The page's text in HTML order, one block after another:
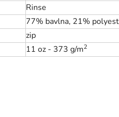
Rinse
77% bavlna, 21%
zip
11 oz - 373 g/m2